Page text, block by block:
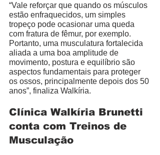
“Vale reforçar que quando os músculos
estão enfraquecidos, um simples
tropeço pode ocasionar uma queda
com fratura de fêmur, por exemplo.
Portanto, uma musculatura fortalecida
aliada a uma boa amplitude de
movimento, postura e equilíbrio são
aspectos fundamentais para proteger
os ossos, principalmente depois dos 50
anos”, finaliza Walkíria.
Clínica Walkíria Brunetti
conta com Treinos de
Musculação